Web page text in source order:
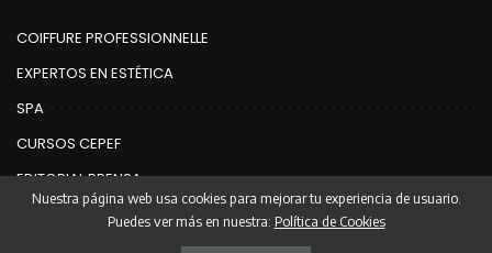
COIFFURE PROFESSIONNELLE
EXPERTOS EN ESTÉTICA
SPA
CURSOS CEPEF
EDITORIAL PRENSA
Nuestra página web usa cookies para mejorar tu experiencia de usuario.
Puedes ver más en nuestra: Política de Cookies